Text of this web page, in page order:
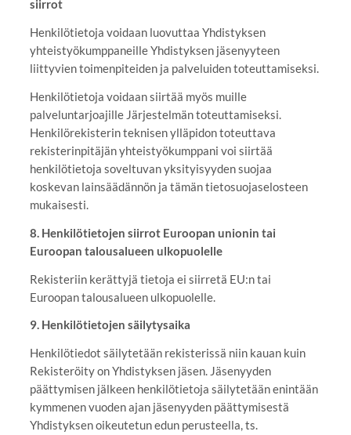
siirrot
Henkilötietoja voidaan luovuttaa Yhdistyksen
yhteistyökumppaneille Yhdistyksen jäsenyyteen
liittyvien toimenpiteiden ja palveluiden toteuttamiseksi.
Henkilötietoja voidaan siirtää myös muille
palveluntarjoajille Järjestelmän toteuttamiseksi.
Henkilörekisterin teknisen ylläpidon toteuttava
rekisterinpitäjän yhteistyökumppani voi siirtää
henkilötietoja soveltuvan yksityisyyden suojaa
koskevan lainsäädännön ja tämän tietosuojaselosteen
mukaisesti.
8. Henkilötietojen siirrot Euroopan unionin tai
Euroopan talousalueen ulkopuolelle
Rekisteriin kerättyjä tietoja ei siirretä EU:n tai
Euroopan talousalueen ulkopuolelle.
9. Henkilötietojen säilytysaika
Henkilötiedot säilytetään rekisterissä niin kauan kuin
Rekisteröity on Yhdistyksen jäsen. Jäsenyyden
päättymisen jälkeen henkilötietoja säilytetään enintään
kymmenen vuoden ajan jäsenyyden päättymisestä
Yhdistyksen oikeutetun edun perusteella, ts.